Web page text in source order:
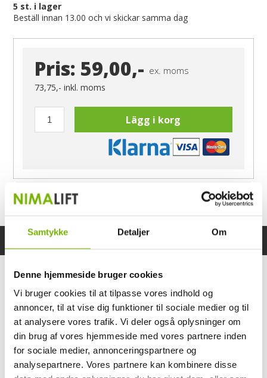
Samtykke Detaljer Om
Denne hjemmeside bruger cookies
Vi bruger cookies til at tilpasse vores indhold og
annoncer, til at vise dig funktioner til sociale medier og til
at analysere vores trafik. Vi deler også oplysninger om
din brug af vores hjemmeside med vores partnere inden
for sociale medier, annonceringspartnere og
analysepartnere. Vores partnere kan kombinere disse
5 st. i lager
Beställ innan 13.00 och vi skickar samma dag
Pris: 59,00,- ex. moms
73,75,-inkl. moms
Lägg i korg
Ring Morten